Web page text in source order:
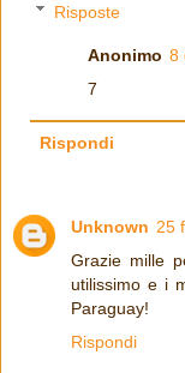
Risposte
Anonimo 8
7
Rispondi
Unknown 25
Grazie mille
utilissimo e i
Paraguay!
Rispondi